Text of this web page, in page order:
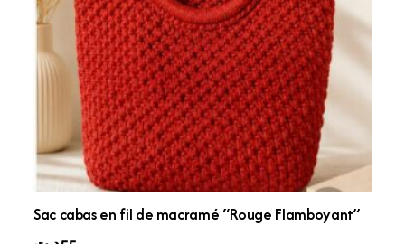
Sac cabas en fil de macramé “Rouge Flamboyant”